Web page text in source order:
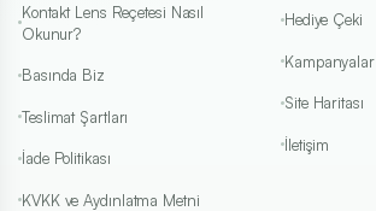
Kontakt Lens Reçetesi Nasıl
Okunur?
Basında Biz
Teslimat Şartları
İade Politikası
KVKK ve Aydınlatma Metni
Hediye Çeki
Kampanyalar
Site Haritası
İletişim